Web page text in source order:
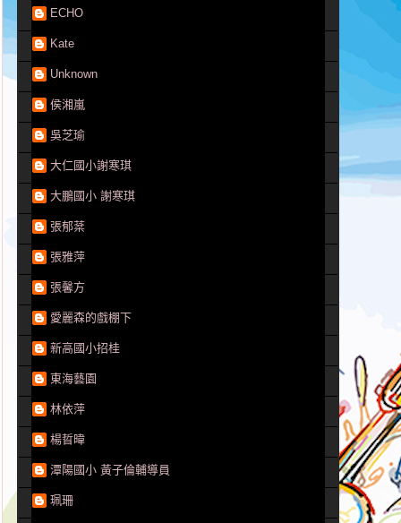
ECHO
Kate
Unknown
侯湘嵐
吳芝瑜
大仁國小謝寒琪
大鵬國小 謝寒琪
張郁棻
張雅萍
張馨方
愛麗森的戲棚下
新高國小招桂
東海藝園
林依萍
楊晢暐
潭陽國小 黃子倫輔導員
珮珊